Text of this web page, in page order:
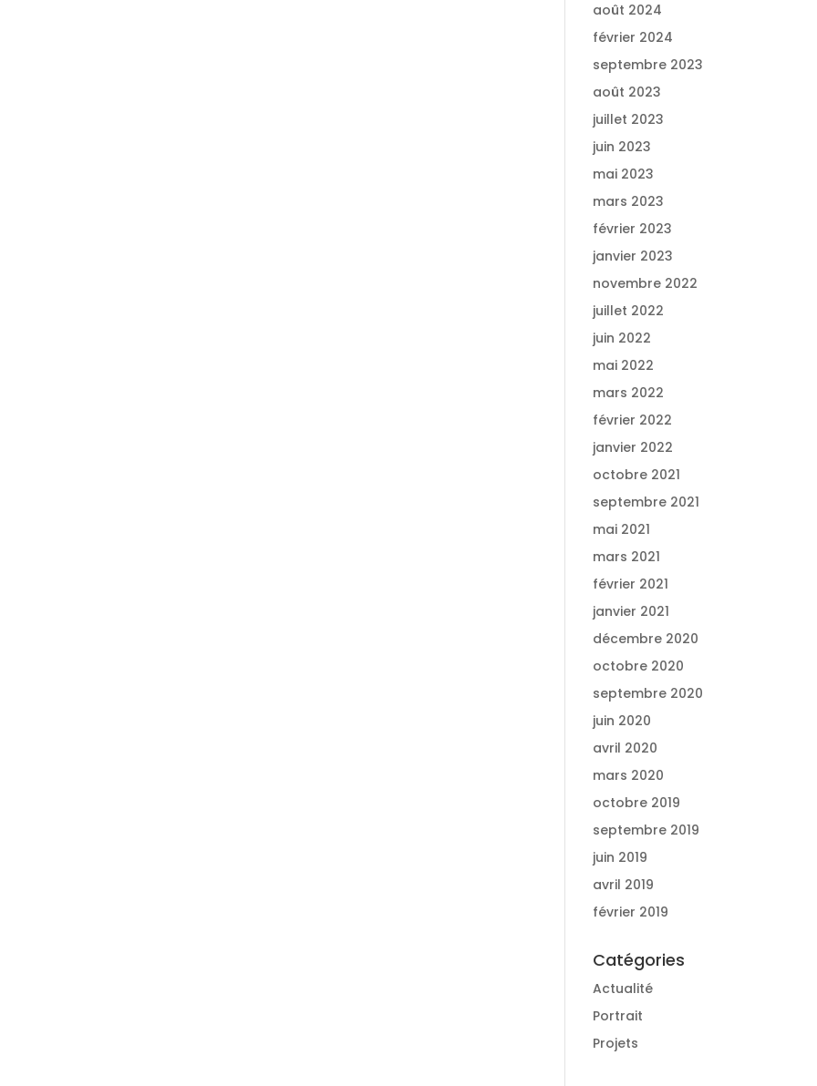
août 2024
février 2024
septembre 2023
août 2023
juillet 2023
juin 2023
mai 2023
mars 2023
février 2023
janvier 2023
novembre 2022
juillet 2022
juin 2022
mai 2022
mars 2022
février 2022
janvier 2022
octobre 2021
septembre 2021
mai 2021
mars 2021
février 2021
janvier 2021
décembre 2020
octobre 2020
septembre 2020
juin 2020
avril 2020
mars 2020
octobre 2019
septembre 2019
juin 2019
avril 2019
février 2019
Catégories
Actualité
Portrait
Projets